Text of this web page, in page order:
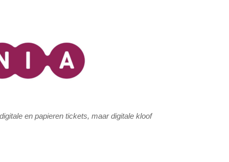
en papieren tickets, maar digitale kloof